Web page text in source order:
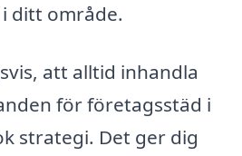
ditt område.
att alltid inhandla
för företagsstäd i
strategi. Det ger dig